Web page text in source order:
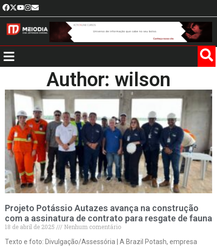
Author: wilson
Projeto Potássio Autazes avança na construção
com a assinatura de contrato para resgate de fauna
18 de abril de 2025
Nenhum comentário
Texto e foto: Divulgação/Assessória | A Brazil Potash, empresa